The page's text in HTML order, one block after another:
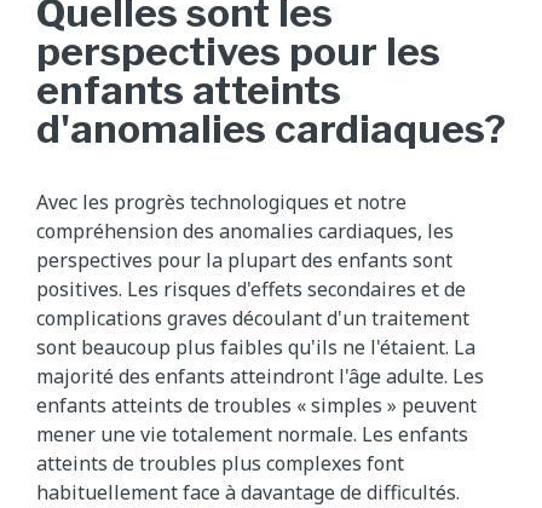
Quelles sont les
perspectives pour les
enfants atteints
d'anomalies cardiaques?
Avec les progrès technologiques et notre
compréhension des anomalies cardiaques, les
perspectives pour la plupart des enfants sont
positives. Les risques d'effets secondaires et de
complications graves découlant d'un traitement
sont beaucoup plus faibles qu'ils ne l'étaient. La
majorité des enfants atteindront l'âge adulte. Les
enfants atteints de troubles « simples » peuvent
mener une vie totalement normale. Les enfants
atteints de troubles plus complexes font
habituellement face à davantage de difficultés.